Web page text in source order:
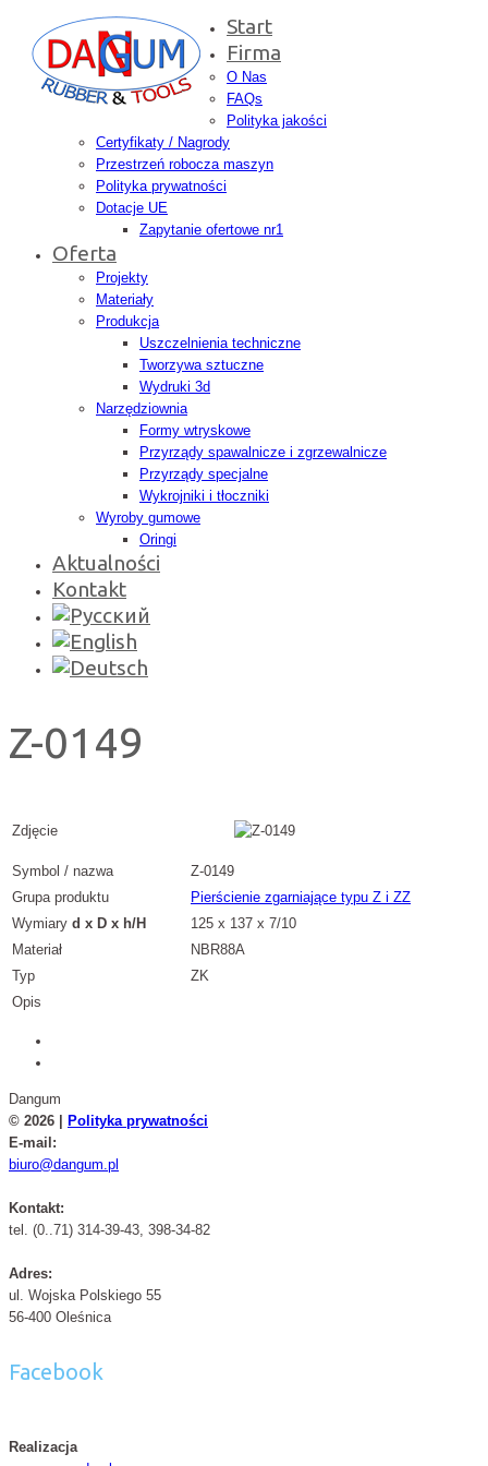
Start
Firma
O Nas
FAQs
Polityka jakości
Certyfikaty / Nagrody
Przestrzeń robocza maszyn
Polityka prywatności
Dotacje UE
Zapytanie ofertowe nr1
Oferta
Projekty
Materiały
Produkcja
Uszczelnienia techniczne
Tworzywa sztuczne
Wydruki 3d
Narzędziownia
Formy wtryskowe
Przyrządy spawalnicze i zgrzewalnicze
Przyrządy specjalne
Wykrojniki i tłoczniki
Wyroby gumowe
Oringi
Aktualności
Kontakt
Z-0149
Zdjęcie
Symbol / nazwa
Z-0149
Grupa produktu
Pierścienie zgarniające typu Z i ZZ
Wymiary d x D x h/H
125 x 137 x 7/10
Materiał
NBR88A
Typ
ZK
Opis
Dangum
© 2026 |
Polityka prywatności
E-mail:
biuro@dangum.pl
Kontakt:
tel. (0..71) 314-39-43, 398-34-82
Adres:
ul. Wojska Polskiego 55
56-400 Oleśnica
Facebook
Realizacja